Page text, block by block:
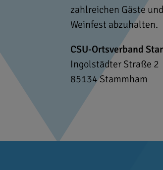
zahlreichen Gäste
Weinfest abzuhalten.
CSU-Ortsverband
Ingolstädter Straße 2
85134Stammham